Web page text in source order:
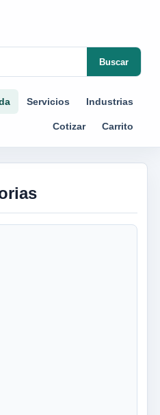
Buscar
Servicios Industrias
Cotizar Carrito